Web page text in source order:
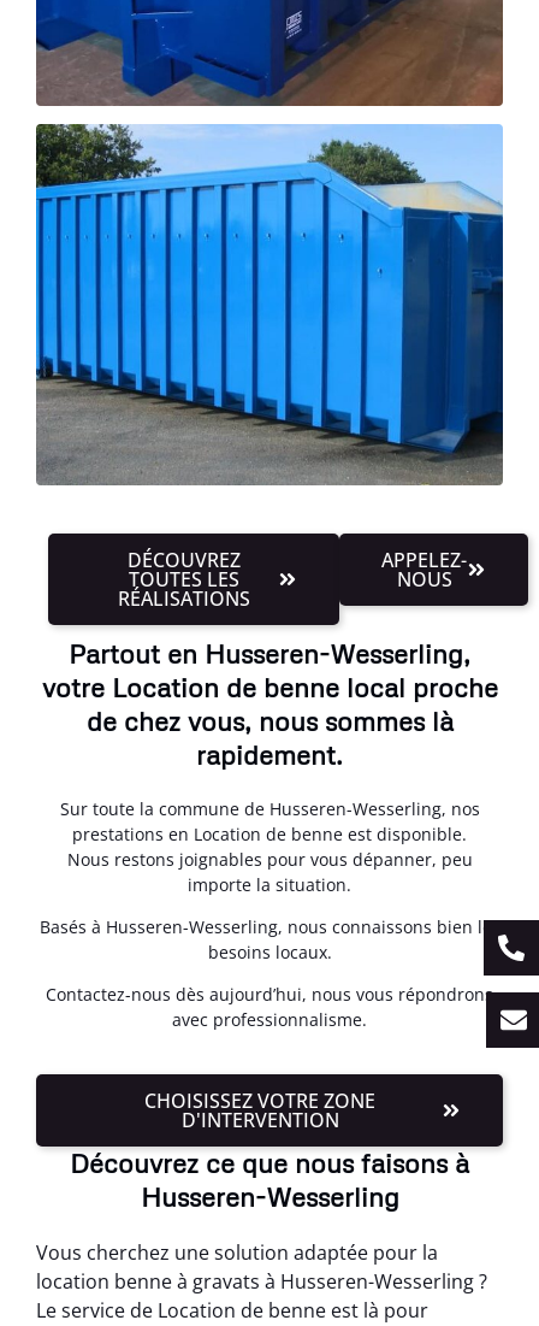
DÉCOUVREZ
TOUTES LES
RÉALISATIONS
APPELEZ-
NOUS
Partout en Husseren-Wesserling,
votre Location de benne local proche
de chez vous, nous sommes là
rapidement.
Sur toute la commune de Husseren-Wesserling, nos
prestations en Location de benne est disponible.
Nous restons joignables pour vous dépanner, peu
importe la situation.
Basés à Husseren-Wesserling, nous connaissons bien les
besoins locaux.
Contactez-nous dès aujourd’hui, nous vous répondrons
avec professionnalisme.
CHOISISSEZ VOTRE ZONE
D'INTERVENTION
Découvrez ce que nous faisons à
Husseren-Wesserling
Vous cherchez une solution adaptée pour la
location benne à gravats à Husseren-Wesserling ?
Le service de Location de benne est là pour